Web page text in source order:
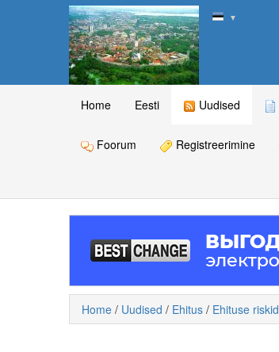
▼
Home Eesti Uudised
Foorum Registreerimine
Home / Uudised / Ehitus / Ehituse riskid